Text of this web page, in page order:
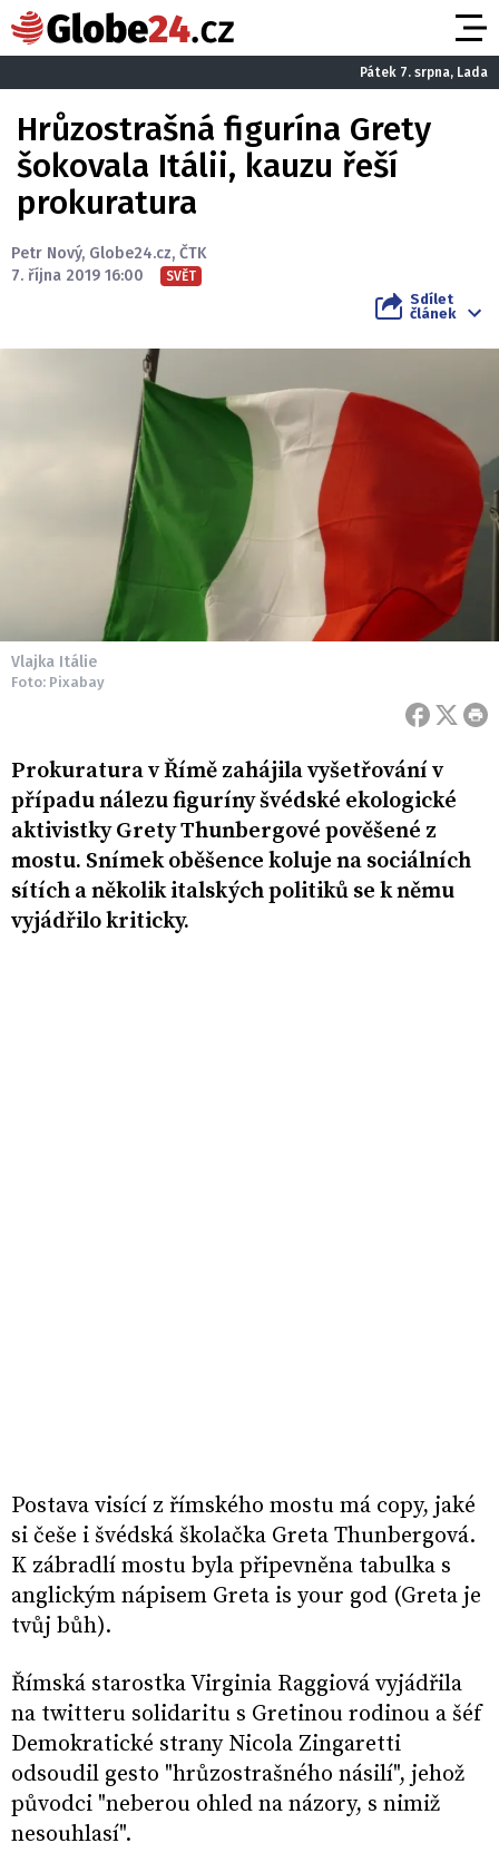
Pátek 7. srpna, Lada
Hrůzostrašná figurína Grety
šokovala Itálii, kauzu řeší
prokuratura
Petr Nový, Globe24.cz, ČTK
7. října 2019 16:00
SVĚT
Sdílet
článek
Vlajka Itálie
Foto: Pixabay
Prokuratura v Římě zahájila vyšetřování v
případu nálezu figuríny švédské ekologické
aktivistky Grety Thunbergové pověšené z
mostu. Snímek oběšence koluje na sociálních
sítích a několik italských politiků se k němu
vyjádřilo kriticky.
Postava visící z římského mostu má copy, jaké
si češe i švédská školačka Greta Thunbergová.
K zábradlí mostu byla připevněna tabulka s
anglickým nápisem Greta is your god (Greta je
tvůj bůh).
Římská starostka Virginia Raggiová vyjádřila
na twitteru solidaritu s Gretinou rodinou a šéf
Demokratické strany Nicola Zingaretti
odsoudil gesto "hrůzostrašného násilí", jehož
původci "neberou ohled na názory, s nimiž
nesouhlasí".